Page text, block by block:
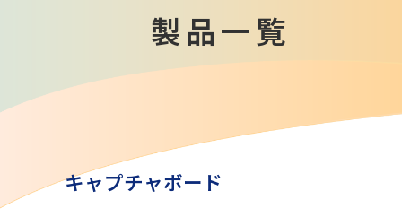
製品一覧
キャプチャボード